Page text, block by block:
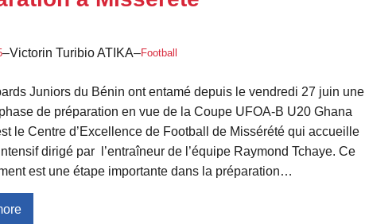
–Victorin Turibio ATIKA–Football
Juniors du Bénin ont entamé depuis le vendredi 27 juin une
de préparation en vue de la Coupe UFOA-B U20 Ghana
le Centre d’Excellence de Football de Missérété qui accueille
dirigé par l’entraîneur de l’équipe Raymond Tchaye. Ce
est une étape importante dans la préparation…